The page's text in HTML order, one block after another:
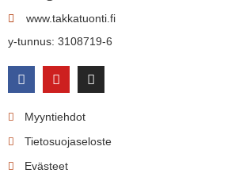
www.takkatuonti.fi
y-tunnus: 3108719-6
Myyntiehdot
Tietosuojaseloste
Evästeet